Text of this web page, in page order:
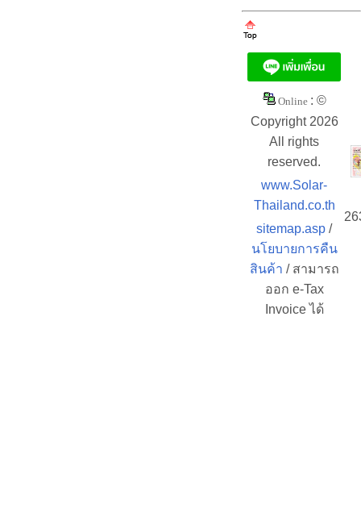
Online : ©
Copyright 2026
All rights
reserved.
www.Solar-
Thailand.co.th
sitemap.asp /
นโยบายการคืน
สินค้า / สามารถ
ออก e-Tax
Invoice ได้